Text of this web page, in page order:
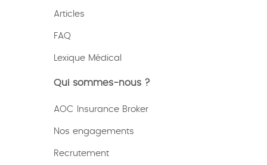
Articles
FAQ
Lexique Médical
Qui sommes-nous ?
AOC Insurance Broker
Nos engagements
Recrutement